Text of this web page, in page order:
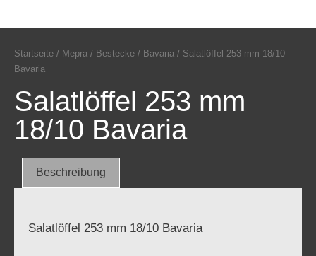
Startseite / Mepra / Bestecke / Bavaria / Salatlöffel 253 mm 18/10
Bavaria
Salatlöffel 253 mm
18/10 Bavaria
Beschreibung
Salatlöffel 253 mm 18/10 Bavaria